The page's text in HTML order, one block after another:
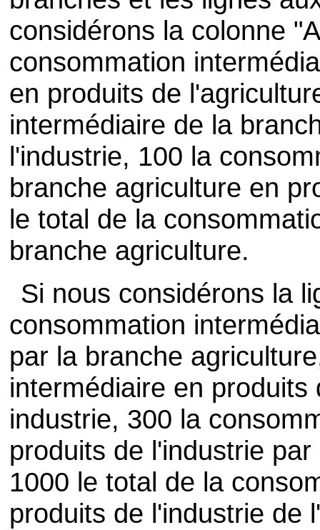
considérons la colonne
consommation
en produits de
intermédiaire de la
l'industrie, 100 la
branche agriculture en
le total de la
branche agriculture.
Si nous considérons la
consommation
par la branche
intermédiaire en
industrie, 300 la
produits de l'industrie
1000 le total de la
produits de l'industrie de